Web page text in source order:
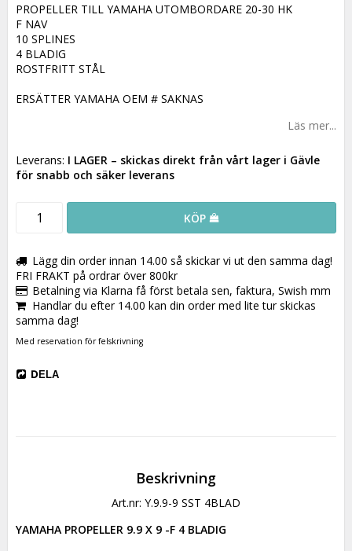
PROPELLER TILL YAMAHA UTOMBORDARE 20-30 HK
F NAV
10 SPLINES
4 BLADIG
ROSTFRITT STÅL
ERSÄTTER YAMAHA OEM # SAKNAS
Läs mer...
Leverans: I LAGER – skickas direkt från vårt lager i Gävle
för snabb och säker leverans
KÖP
Lägg din order innan 14.00 så skickar vi ut den samma dag!
FRI FRAKT på ordrar över 800kr
Betalning via Klarna få först betala sen, faktura, Swish mm
Handlar du efter 14.00 kan din order med lite tur skickas
samma dag!
Med reservation för felskrivning
DELA
Beskrivning
Art.nr: Y.9.9-9 SST 4BLAD
YAMAHA PROPELLER 9.9 X 9 -F 4 BLADIG